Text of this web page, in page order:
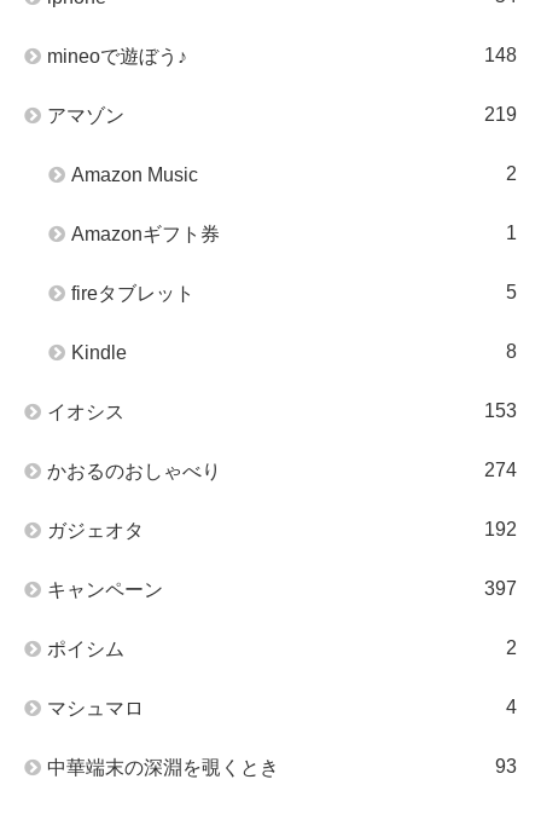
mineoで遊ぼう♪ 148
アマゾン 219
Amazon Music 2
Amazonギフト券 1
fireタブレット 5
Kindle 8
イオシス 153
かおるのおしゃべり 274
ガジェオタ 192
キャンペーン 397
ポイシム 2
マシュマロ 4
中華端末の深淵を覗くとき 93